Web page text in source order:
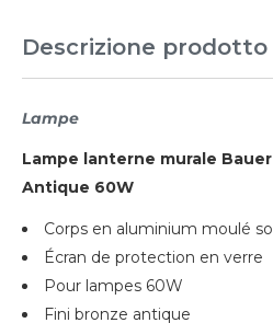
Descrizione prodotto
Lampe
Lampe lanterne murale
Antique 60W
Corps en aluminium moulé
Écran de protection en verre
Pour lampes 60W
Fini bronze antique